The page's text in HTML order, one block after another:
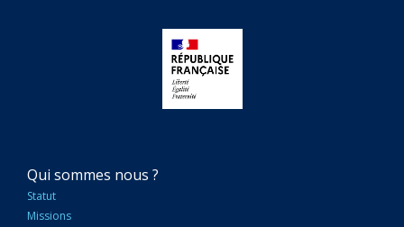
NAVIGATION
PRINCIPALE
Qui sommes nous ?
Statut
Missions